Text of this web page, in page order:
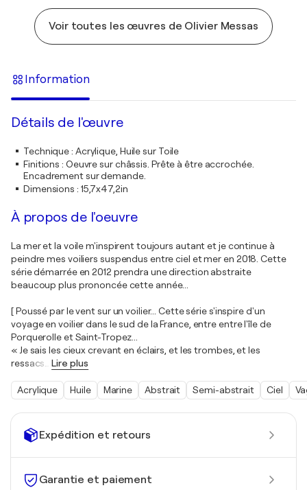
Expédition et retours
Garantie et paiement
Voir toutes les œuvres de Olivier Messas
Information
Détails de l'œuvre
Technique: Acrylique, Huile sur Toile
Finitions : Oeuvre sur châssis. Prête à être accrochée.
Encadrement sur demande.
Dimensions : 15,7x47,2in
À propos de l'oeuvre
La mer et la voile m'inspirent toujours autant et je continue à
peindre mes voiliers suspendus entre ciel et mer en 2018. Cette
série démarrée en 2012 prendra une direction abstraite
beaucoup plus prononcée cette année...
[ Poussé par le vent sur un voilier... Cette série s'inspire d'un
voyage en voilier dans le sud de la France, entre entre l'île de
Porquerolle et Saint-Tropez...
« Je sais les cieux crevant en éclairs, et les trombes, et les
ressacs
Lire plus
Acrylique Huile Marine Abstrait Semi-abstrait Ciel